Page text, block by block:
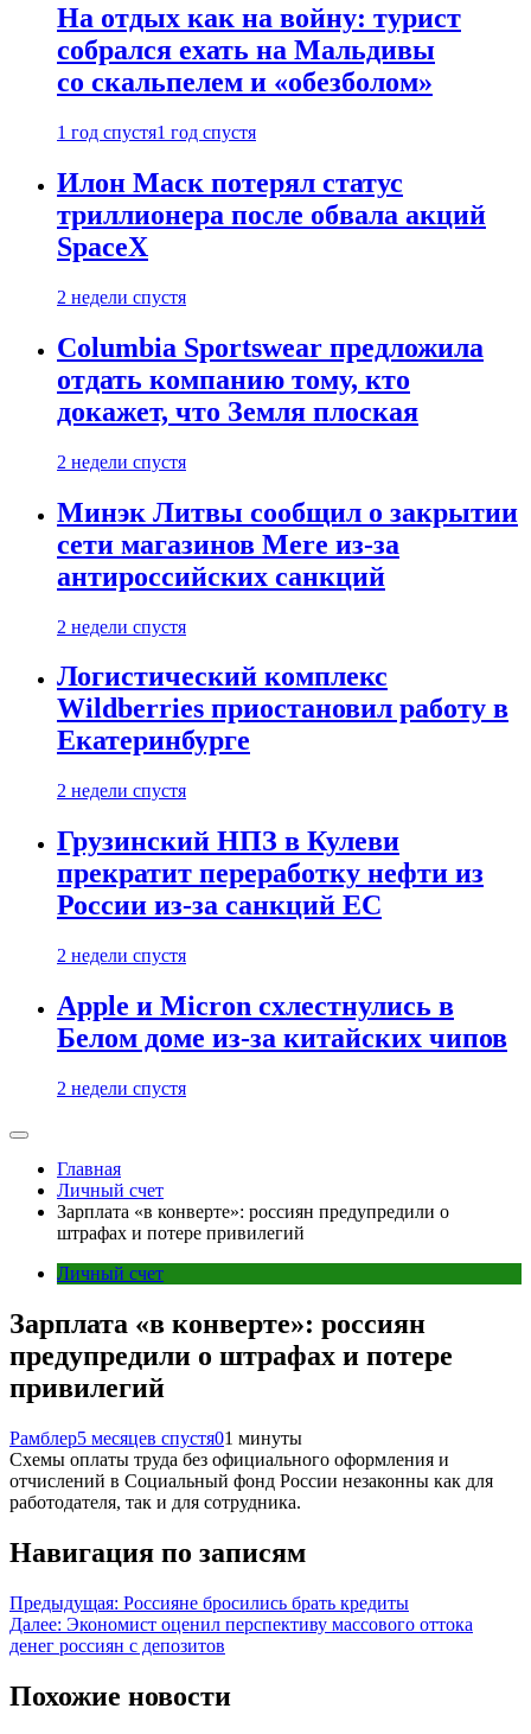
На отдых как на войну: турист
собрался ехать на Мальдивы
со скальпелем и «обезболом»
1 год спустя1 год спустя
Илон Маск потерял статус
триллионера после обвала акций
SpaceX
2 недели спустя
Columbia Sportswear предложила
отдать компанию тому, кто
докажет, что Земля плоская
2 недели спустя
Минэк Литвы сообщил о закрытии
сети магазинов Mere из-за
антироссийских санкций
2 недели спустя
Логистический комплекс
Wildberries приостановил работу в
Екатеринбурге
2 недели спустя
Грузинский НПЗ в Кулеви
прекратит переработку нефти из
России из-за санкций ЕС
2 недели спустя
Apple и Micron схлестнулись в
Белом доме из-за китайских чипов
2 недели спустя
Главная
Личный счет
Зарплата «в конверте»: россиян предупредили о
штрафах и потере привилегий
Личный счет
Зарплата «в конверте»: россиян
предупредили о штрафах и потере
привилегий
Рамблер5 месяцев спустя01 минуты
Схемы оплаты труда без официального оформления и
отчислений в Социальный фонд России незаконны как для
работодателя, так и для сотрудника.
Навигация по записям
Предыдущая: Россияне бросились брать кредиты
Далее: Экономист оценил перспективу массового оттока
денег россиян с депозитов
Похожие новости